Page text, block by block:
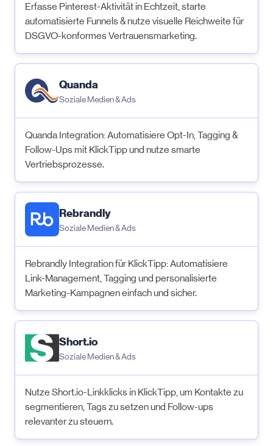
Erfasse Pinterest-Aktivität in Echtzeit, starte
automatisierte Funnels & nutze visuelle Reichweite für
DSGVO-konformes Vertrauensmarketing.
Quanda
Soziale Medien & Ads
Quanda Integration: Automatisiere Opt-In, Tagging &
Follow-Ups mit KlickTipp und nutze smarte
Vertriebsprozesse.
Rebrandly
Soziale Medien & Ads
Rebrandly Integration für KlickTipp: Automatisiere
Link-Management, Tagging und personalisierte
Marketing-Kampagnen einfach und sicher.
Short.io
Soziale Medien & Ads
Nutze Short.io-Linkklicks in KlickTipp, um Kontakte zu
segmentieren, Tags zu setzen und Follow-ups
relevanter zu steuern.